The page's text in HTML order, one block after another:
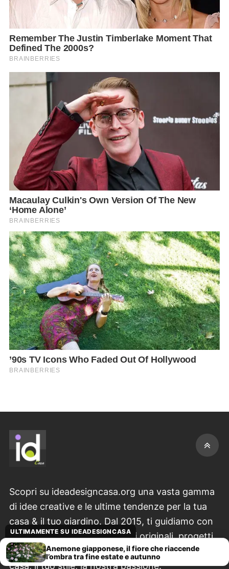
Scopri su ideadesigncasa.org una vasta gamma
di idee creative e le ultime tendenze per la tua
casa & il tuo giardino. Dal 2015, ti guidiamo con
consigli pratici su decorazioni originali, progetti
fai-da-te unici e ispirazioni per ogni stile. La tua
casa, il tuo stile, la nostra passione.
ULTIMAMENTE SU IDEADESIGNCASA
Anemone giapponese, il fiore che riaccende
l’ombra tra fine estate e autunno